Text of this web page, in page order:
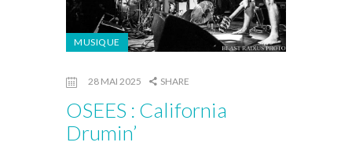
MUSIQUE
28 MAI 2025 SHARE
OSEES : California
Drumin’